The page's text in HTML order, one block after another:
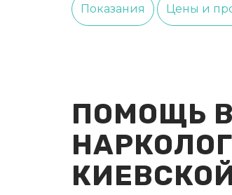
Показания Цены и
ПОМОЩЬ